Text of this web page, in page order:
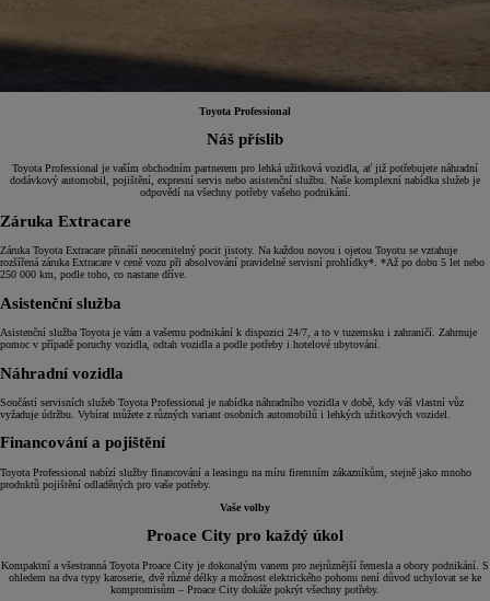
Toyota Professional
Náš příslib
Toyota Professional je vaším obchodním partnerem pro lehká užitková vozidla, ať již potřebujete náhradní
dodávkový automobil, pojištění, expresní servis nebo asistenční službu. Naše komplexní nabídka služeb je
odpovědí na všechny potřeby vašeho podnikání.
Záruka Extracare
Záruka Toyota Extracare přináší neocenitelný pocit jistoty. Na každou novou i ojetou Toyotu se vztahuje
rozšířená záruka Extracare v ceně vozu při absolvování pravidelné servisní prohlídky*. *Až po dobu 5 let nebo
250 000 km, podle toho, co nastane dříve.
Asistenční služba
Asistenční služba Toyota je vám a vašemu podnikání k dispozici 24/7, a to v tuzemsku i zahraničí. Zahrnuje
pomoc v případě poruchy vozidla, odtah vozidla a podle potřeby i hotelové ubytování.
Náhradní vozidla
Součástí servisních služeb Toyota Professional je nabídka náhradního vozidla v době, kdy váš vlastní vůz
vyžaduje údržbu. Vybírat můžete z různých variant osobních automobilů i lehkých užitkových vozidel.
Financování a pojištění
Toyota Professional nabízí služby financování a leasingu na míru firemním zákazníkům, stejně jako mnoho
produktů pojištění odladěných pro vaše potřeby.
Vaše volby
Proace City pro každý úkol
Kompaktní a všestranná Toyota Proace City je dokonalým vanem pro nejrůznější řemesla a obory podnikání. S
ohledem na dva typy karoserie, dvě různé délky a možnost elektrického pohonu není důvod uchylovat se ke
kompromisům – Proace City dokáže pokrýt všechny potřeby.